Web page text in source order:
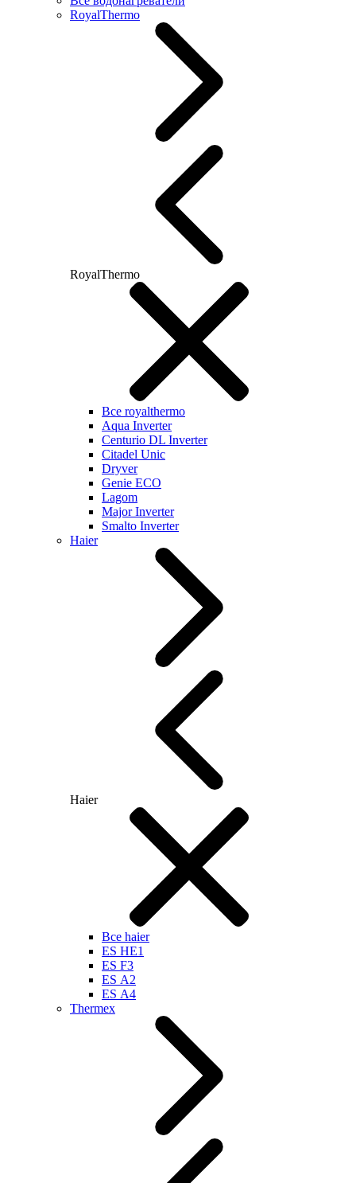
RoyalThermo
RoyalThermo
Все royalthermo
Aqua Inverter
Centurio DL Inverter
Citadel Unic
Dryver
Genie ECO
Lagom
Major Inverter
Smalto Inverter
Haier
Haier
Все haier
ES HE1
ES F3
ES А2
ES А4
Thermex